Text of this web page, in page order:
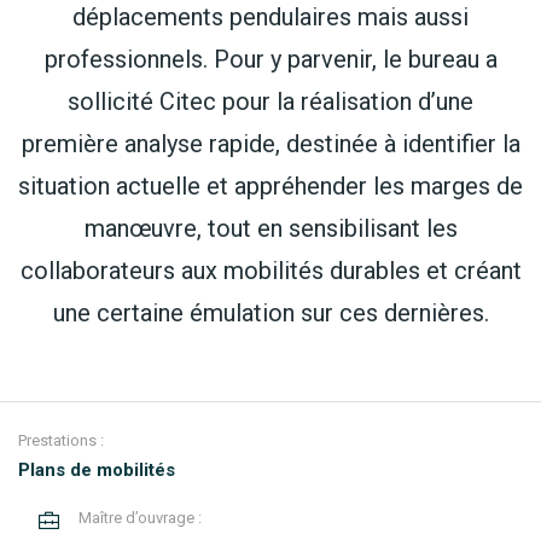
déplacements pendulaires mais aussi
professionnels. Pour y parvenir, le bureau a
sollicité Citec pour la réalisation d’une
première analyse rapide, destinée à identifier la
situation actuelle et appréhender les marges de
manœuvre, tout en sensibilisant les
collaborateurs aux mobilités durables et créant
une certaine émulation sur ces dernières.
Prestations :
Plans de mobilités
Maître d’ouvrage :